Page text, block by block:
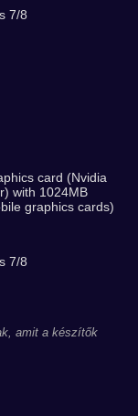
7/8
card (Nvidia
with 1024MB
graphics cards)
7/8
amit a készítők